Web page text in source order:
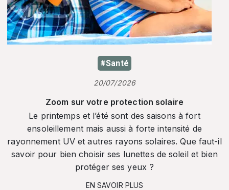
#Santé
20/07/2026
Zoom sur votre protection solaire
Le printemps et l’été sont des saisons à fort
ensoleillement mais aussi à forte intensité de
rayonnement UV et autres rayons solaires. Que faut-il
savoir pour bien choisir ses lunettes de soleil et bien
protéger ses yeux ?
EN SAVOIR PLUS